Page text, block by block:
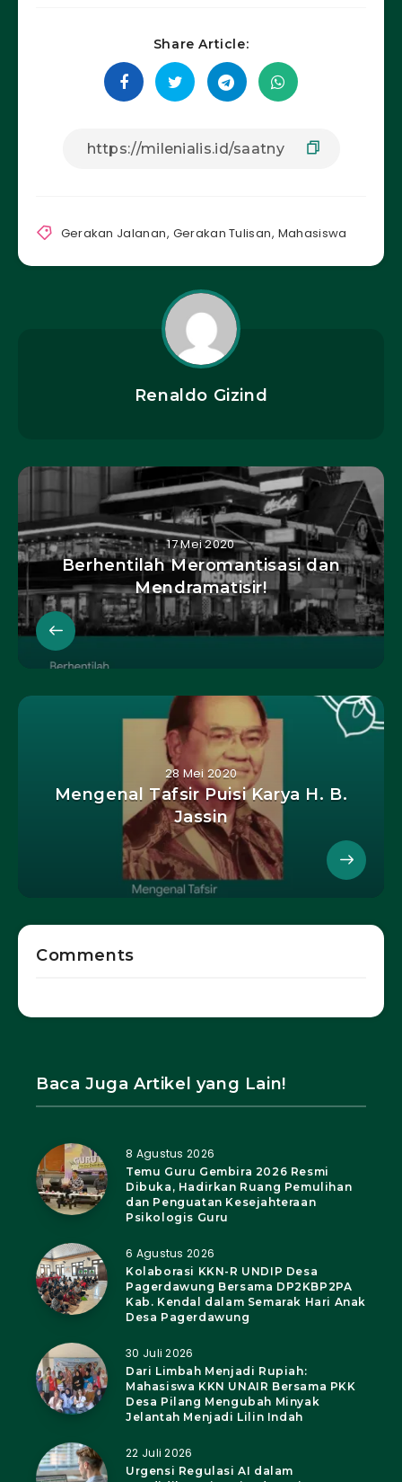
Share Article:
Gerakan Jalanan, Gerakan Tulisan, Mahasiswa
Renaldo Gizind
17 Mei 2020
Berhentilah Meromantisasi dan
Mendramatisir!
28 Mei 2020
Mengenal Tafsir Puisi Karya H. B.
Jassin
Comments
Baca Juga Artikel yang Lain!
8 Agustus 2026
Temu Guru Gembira 2026 Resmi
Dibuka, Hadirkan Ruang Pemulihan
dan Penguatan Kesejahteraan
Psikologis Guru
6 Agustus 2026
Kolaborasi KKN-R UNDIP Desa
Pagerdawung Bersama DP2KBP2PA
Kab. Kendal dalam Semarak Hari Anak
Desa Pagerdawung
30 Juli 2026
Dari Limbah Menjadi Rupiah:
Mahasiswa KKN UNAIR Bersama PKK
Desa Pilang Mengubah Minyak
Jelantah Menjadi Lilin Indah
22 Juli 2026
Urgensi Regulasi AI dalam